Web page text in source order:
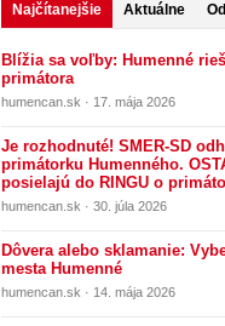
Najčítanejšie Aktuálne
Blížia sa voľby: Humenné
primátora
humencan.sk · 17. mája 2026
Je rozhodnuté! SMER-SD
primátorku Humenného.
posielajú do RINGU o
humencan.sk · 30. júla 2026
Dôvera alebo sklamanie:
mesta Humenné
humencan.sk · 14. mája 2026